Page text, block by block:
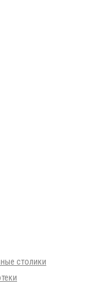
столики